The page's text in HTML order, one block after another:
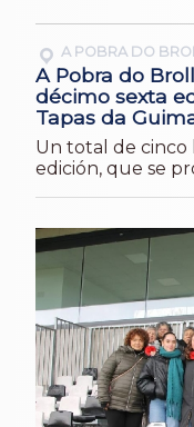
A POBRA DO
A Pobra do
décimo sexta
Tapas da
Un total de cinco
edición, que se